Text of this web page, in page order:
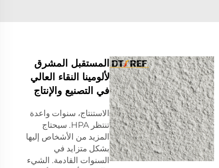
المستقبل المشرق
لألومينا النقاء العالي
في التصنيع والإنتاج
الاستنتاج، سنوات واعدة
تنتظر HPA. سيحتاج
المزيد من الأشخاص إليها
بشكل متزايد في
السنوات القادمة. الشيء